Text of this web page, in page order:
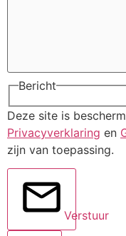
Bericht
Deze site is
Privacyverklaring en
zijn van toepassing.
Verstuur